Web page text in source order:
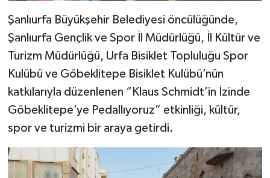
Şanlıurfa Büyükşehir Belediyesi öncülüğünde,
Şanlıurfa Gençlik ve Spor İl Müdürlüğü, İl Kültür ve
Turizm Müdürlüğü, Urfa Bisiklet Topluluğu Spor
Kulübü ve Göbeklitepe Bisiklet Kulübü’nün
katkılarıyla düzenlenen “Klaus Schmidt’in İzinde
Göbeklitepe’ye Pedallıyoruz” etkinliği, kültür,
spor ve turizmi bir araya getirdi.